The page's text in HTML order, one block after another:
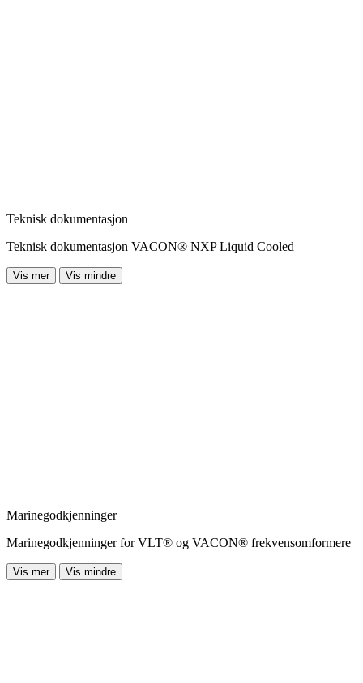
Teknisk dokumentasjon
Teknisk dokumentasjon VACON® NXP Liquid Cooled
Vis mer Vis mindre
Marinegodkjenninger
Marinegodkjenninger for VLT® og VACON® frekvensomformere
Vis mer Vis mindre